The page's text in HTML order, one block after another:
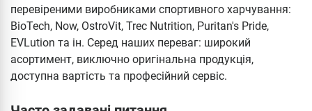
перевіреними виробниками спортивного харчування:
BioTech, Now, OstroVit, Trec Nutrition, Puritan's Pride,
EVLution та ін. Серед наших переваг: широкий
асортимент, виключно оригінальна продукція,
доступна вартість та професійний сервіс.